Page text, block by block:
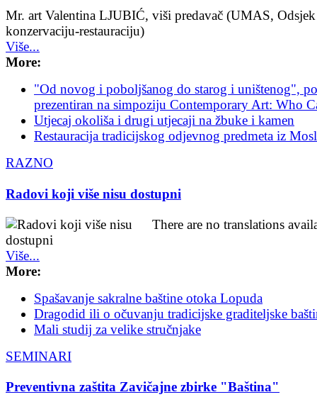
Mr. art Valentina LJUBIĆ, viši predavač (UMAS, Odsjek
konzervaciju-restauraciju)
Više...
More:
"Od novog i poboljšanog do starog i uništenog",
prezentiran na simpoziju Contemporary Art: Who
Utjecaj okoliša i drugi utjecaji na žbuke i kamen
Restauracija tradicijskog odjevnog predmeta iz
RAZNO
Radovi koji više nisu dostupni
There are no translations
Više...
More:
Spašavanje sakralne baštine otoka Lopuda
Dragodid ili o očuvanju tradicijske graditeljske
Mali studij za velike stručnjake
SEMINARI
Preventivna zaštita Zavičajne zbirke "Baština"